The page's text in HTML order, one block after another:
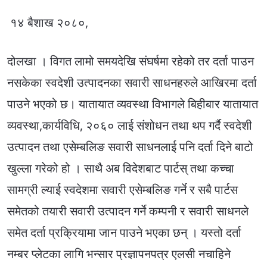
१४ बैशाख २०८०,
दोलखा । विगत लामो समयदेखि संघर्षमा रहेको तर दर्ता पाउन
नसकेका स्वदेशी उत्पादनका सवारी साधनहरुले आखिरमा दर्ता
पाउने भएको छ। यातायात व्यवस्था विभागले बिहीबार यातायात
व्यवस्था,कार्यविधि, २०६० लाई संशोधन तथा थप गर्दै स्वदेशी
उत्पादन तथा एसेम्बलिङ सवारी साधनलाई पनि दर्ता दिने बाटो
खुल्ला गरेको हो । साथै अब विदेशबाट पार्टस् तथा कच्चा
सामग्री ल्याई स्वदेशमा सवारी एसेम्बलिङ गर्ने र सबै पार्टस
समेतको तयारी सवारी उत्पादन गर्ने कम्पनी र सवारी साधनले
समेत दर्ता प्रक्रियामा जान पाउने भएका छन् । यस्तो दर्ता
नम्बर प्लेटका लागि भन्सार प्रज्ञापनपत्र एलसी नचाहिने